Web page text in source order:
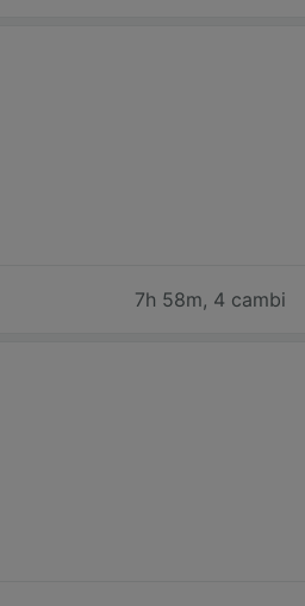
7h 58m, 4 cambi